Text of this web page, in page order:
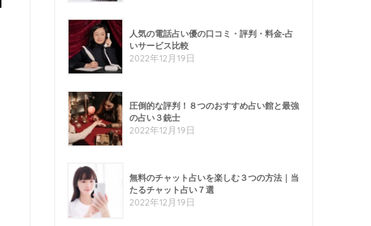
人気の電話占い優の口コミ・評判・料金-占
いサービス比較
2022年12月19日
圧倒的な評判！８つのおすすめ占い館と最強
の占い３銃士
2022年12月19日
無料のチャット占いを楽しむ３つの方法｜当
たるチャット占い７選
2022年12月19日